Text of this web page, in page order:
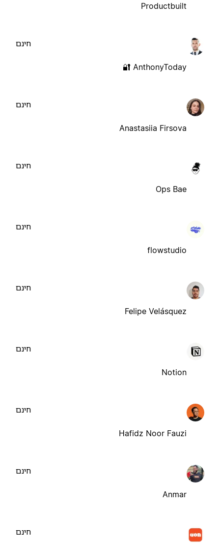
Productbuilt
AnthonyToday 🔐
חינם
Anastasiia Firsova
חינם
Ops Bae
חינם
flowstudio
חינם
Felipe Velásquez
חינם
Notion
חינם
Hafidz Noor Fauzi
חינם
Anmar
חינם
חינם